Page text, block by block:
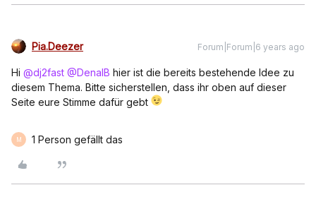
Pia.Deezer Forum|Forum|6 years ago
Hi @dj2fast @DenalB hier ist die bereits bestehende Idee zu
diesem Thema. Bitte sicherstellen, dass ihr oben auf dieser
Seite eure Stimme dafür gebt
M 1 Person gefällt das